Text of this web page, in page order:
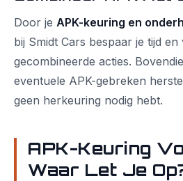
Door je APK-keuring en
bij Smidt Cars bespaar je tijd
gecombineerde acties.
eventuele APK-gebreken
geen herkeuring nodig hebt.
APK-Keuring
Waar Let Je